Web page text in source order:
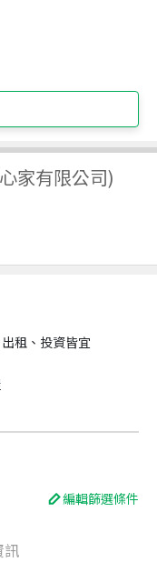
家有限公司)
租、投資皆宜
編輯篩選條件
訊